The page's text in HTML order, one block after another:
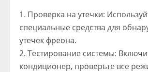
1. Проверка на утечки:
специальные средства для
утечек фреона.
2. Тестирование системы:
кондиционер, проверьте все